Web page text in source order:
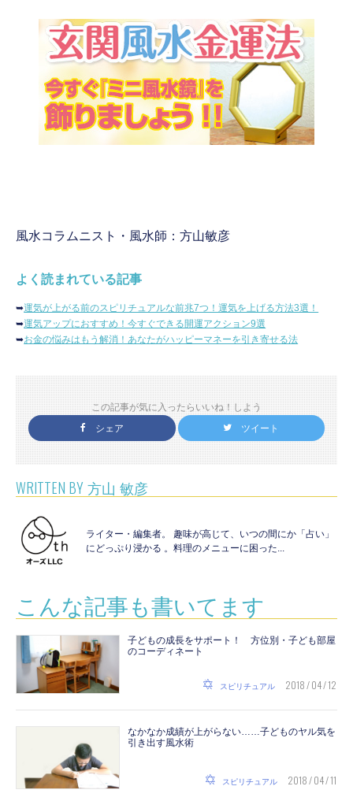
風水コラムニスト・風水師：方山敏彦
よく読まれている記事
➥運気が上がる前のスピリチュアルな前兆7つ！運気を上げる方法3選！
➥運気アップにおすすめ！今すぐできる開運アクション9選
➥お金の悩みはもう解消！あなたがハッピーマネーを引き寄せる法
この記事が気に入ったらいいね！しよう
シェア
ツイート
WRITTEN BY 方山 敏彦
ライター・編集者。 趣味が高じて、いつの間にか「占い」
にどっぷり浸かる 。料理のメニューに困った...
こんな記事も書いてます
子どもの成長をサポート！ 方位別・子ども部屋
のコーディネート
スピリチュアル 2018 / 04 / 12
なかなか成績が上がらない……子どものヤル気を
引き出す風水術
スピリチュアル 2018 / 04 / 11